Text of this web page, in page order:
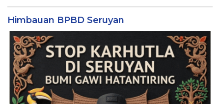
Himbauan BPBD Seruyan